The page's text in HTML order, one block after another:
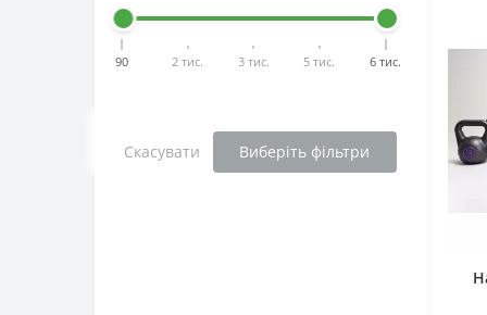
90 2 тис. 3 тис. 5 тис. 6 тис.
Скасувати Виберіть фільтри